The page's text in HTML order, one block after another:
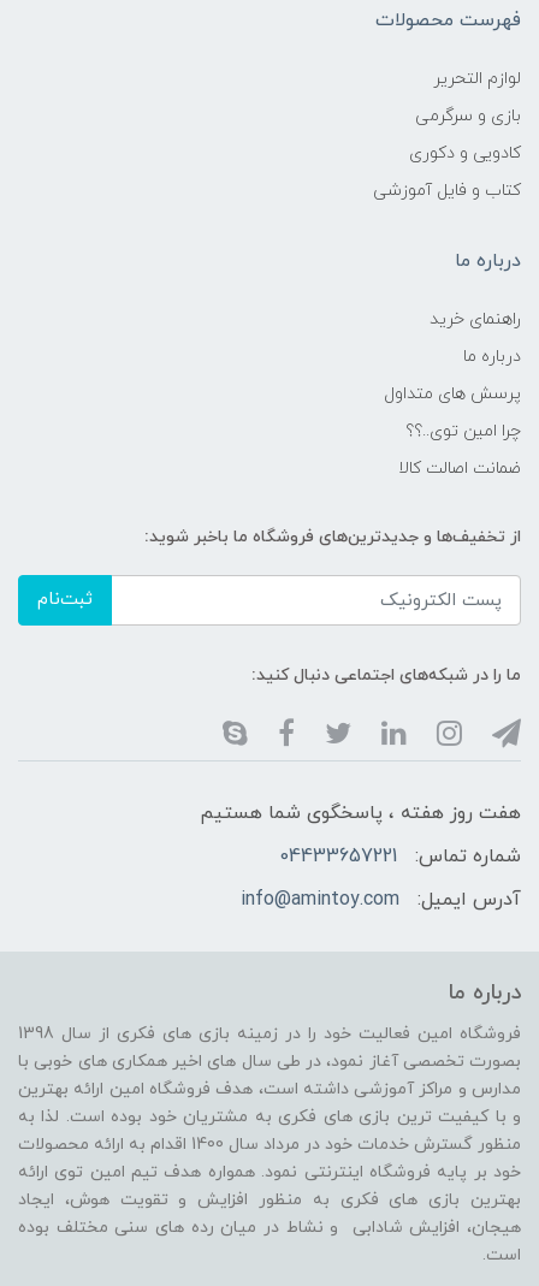
فهرست محصولات
لوازم التحریر
بازی و سرگرمی
کادویی و دکوری
کتاب و فایل آموزشی
درباره ما
راهنمای خرید
درباره ما
پرسش های متداول
چرا امین توی..؟؟
ضمانت اصالت کالا
از تخفیف‌ها و جدیدترین‌های فروشگاه ما باخبر شوید:
ثبت‌نام
ما را در شبکه‌های اجتماعی دنبال کنید:
هفت روز هفته ، پاسخگوی شما هستیم
شماره تماس:
04433657221
آدرس ایمیل:
info@amintoy.com
درباره ما
فروشگاه امین فعالیت خود را در زمینه بازی های فکری از سال 1398
بصورت تخصصی آغاز نمود، در طی سال های اخیر همکاری های خوبی با
مدارس و مراکز آموزشی داشته است، هدف فروشگاه امین ارائه بهترین
و با کیفیت ترین بازی های فکری به مشتریان خود بوده است. لذا به
منظور گسترش خدمات خود در مرداد سال 1400 اقدام به ارائه محصولات
خود بر پایه فروشگاه اینترنتی نمود. همواره هدف تیم امین توی ارائه
بهترین بازی های فکری به منظور افزایش و تقویت هوش، ایجاد
هیجان، افزایش شادابی و نشاط در میان رده های سنی مختلف بوده
است.